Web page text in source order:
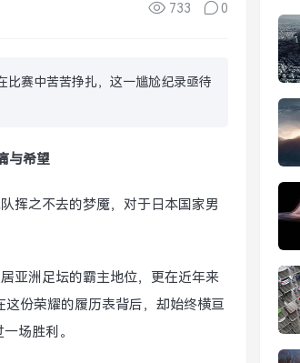
733 0
比赛中苦苦挣扎，这一尴尬纪录亟待
与希望
挥之不去的梦魇，对于日本国家男
亚洲足坛的霸主地位，更在近年来
份荣耀的履历表背后，却始终横亘
场胜利。